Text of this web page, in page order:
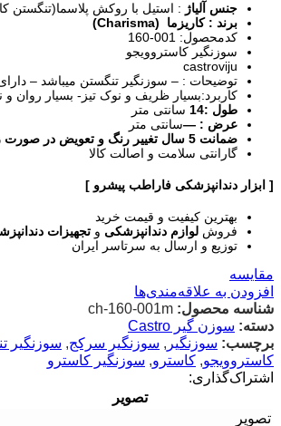
جنس آلیاژ : استیل با روکش پلاسما(تنگستن
برند : کاریزما (Charisma)
کدمحصول: 001-160
سوزنگیر کاستروویجو
castroviju
توضیحات : – سوزنگیر تنگستن میباشد –
کاربرد:بسیار ظریف و نوک تیز- بسیار روان و نرم- در 2 مدل
طول :14
سانتی متر
عرض : —سانتی متر
ضمانت 5 سال تغییر رنگ و تعویض در صورت زنگ زدگی
گارانتی سلامت و اصالت کالا
[ ابزار دندانپزشکی فاراطب پیشرو ]
بهترین کیفیت و قیمت خرید
فروش لوازم دندانپزشکی و تجهیزات
توزیع و ارسال به سرتاسر ایران
مقایسه
افزودن به علاقه‌مندی‌ها
شناسه محصول: ch-160-001m
دسته: سوزن گیر Castro
برچسب: سوزنگیر , سوزنگیر سرکج, سوزنگیر
کاستروویجو, کاسترو, سوزنگیر کاسترو
اشتراک‌گذاری:
تصویر